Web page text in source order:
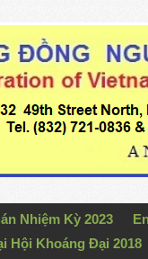
Nhiệm Kỳ 2023
Hội Khoáng Đại 2018